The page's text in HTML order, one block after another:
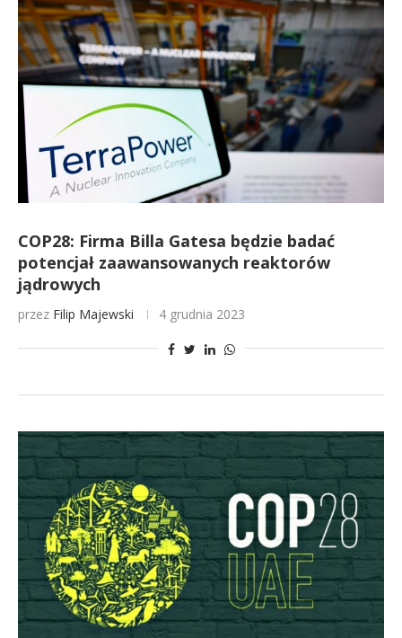
COP28: Firma Billa Gatesa będzie badać
potencjał zaawansowanych reaktorów
jądrowych
przez Filip Majewski 4 grudnia 2023